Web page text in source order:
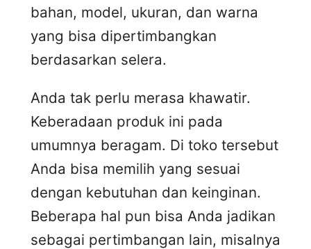
bahan, model, ukuran, dan warna
yang bisa dipertimbangkan
berdasarkan selera.
Anda tak perlu merasa khawatir.
Keberadaan produk ini pada
umumnya beragam. Di toko tersebut
Anda bisa memilih yang sesuai
dengan kebutuhan dan keinginan.
Beberapa hal pun bisa Anda jadikan
sebagai pertimbangan lain, misalnya